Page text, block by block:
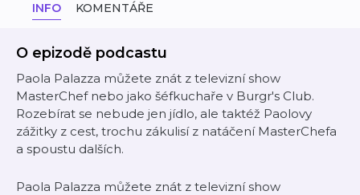
INFO KOMENTÁŘE
O epizodě podcastu
Paola Palazza můžete znát z televizní show
MasterChef nebo jako šéfkuchaře v Burgr's Club.
Rozebírat se nebude jen jídlo, ale taktéž Paolovy
zážitky z cest, trochu zákulisí z natáčení MasterChefa
a spoustu dalších.
Paola Palazza můžete znát z televizní show